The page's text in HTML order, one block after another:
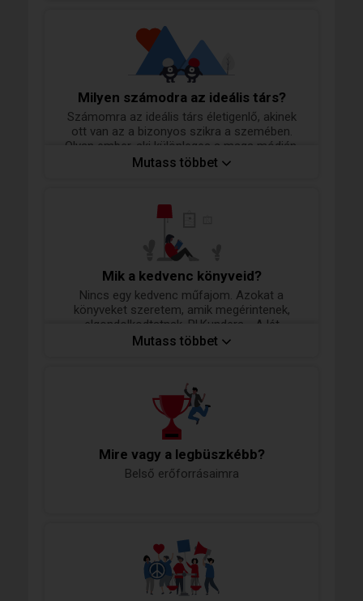
Milyen számodra az ideális társ?
Számomra az ideális társ életigenlő, akinek
ott van az a bizonyos szikra a szemében.
Olyan ember, aki különleges a maga módján,
szenvedéllyel éli az életét, és nem fél
az, hogy két ember néha fél szavakból is
értse egymást.
Mutass többet
Mik a kedvenc könyveid?
Nincs egy kedvenc műfajom. Azokat a
könyveket szeretem, amik megérintenek,
elgondolkodtatnak. Pl.Kundera - A lét
elviselhetetlen könnyűsége, Hamvas -
Mutass többet
Mire vagy a legbüszkébb?
Belső erőforrásaimra